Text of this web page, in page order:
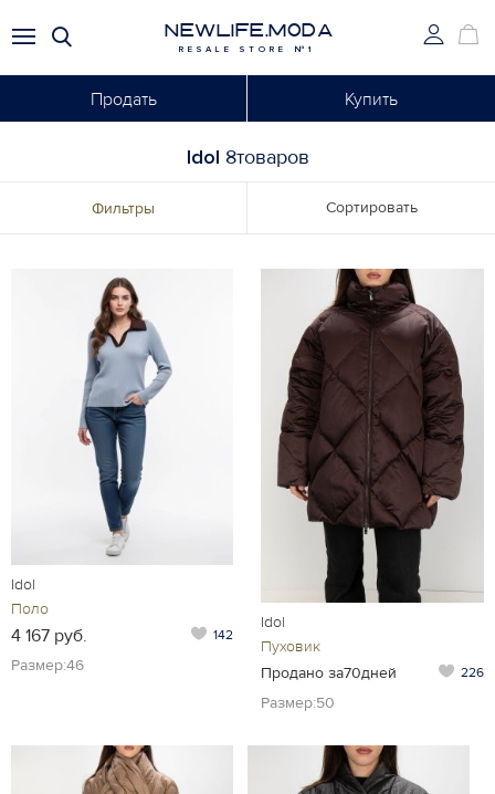
NEWLIFE.MODA
RESALE STORE №1
Продать Купить
Idol 8товаров
Фильтры Сортировать
Idol
Поло
4 167 руб. 142
Размер:46
Idol
Пуховик
Продано за70дней
226
Размер:50